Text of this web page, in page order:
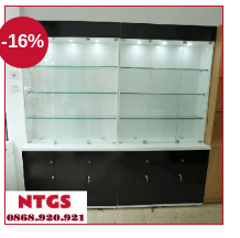
-16%